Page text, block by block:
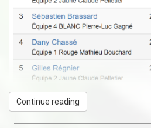
Continue reading